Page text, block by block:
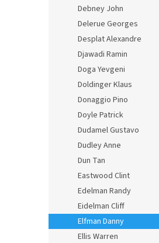
Debney John
Delerue Georges
Desplat Alexandre
Djawadi Ramin
Doga Yevgeni
Doldinger Klaus
Donaggio Pino
Doyle Patrick
Dudamel Gustavo
Dudley Anne
Dun Tan
Eastwood Clint
Edelman Randy
Eidelman Cliff
Elfman Danny
Ellis Warren